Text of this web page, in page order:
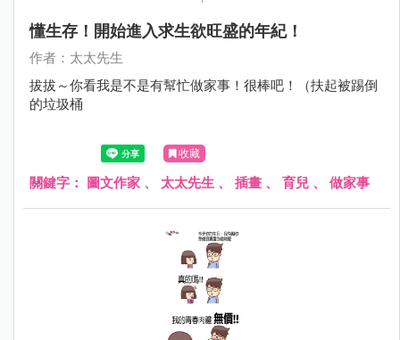
懂生存！開始進入求生欲旺盛的年紀！
作者：太太先生
拔拔～你看我是不是有幫忙做家事！很棒吧！（扶起被踢倒
的垃圾桶
收藏
關鍵字： 圖文作家 、 太太先生 、 插畫 、 育兒 、 做家事